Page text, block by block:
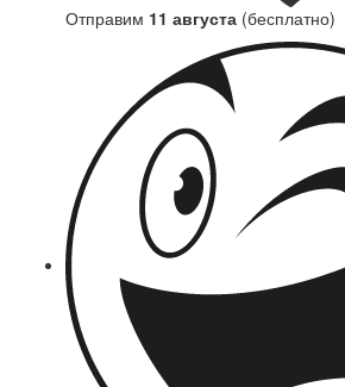
Отправим 11 августа (бесплатно)